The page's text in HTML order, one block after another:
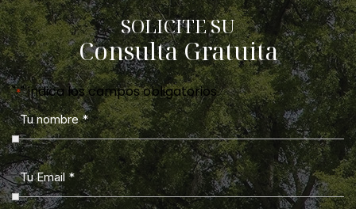
SOLICITE SU
Consulta Gratuita
"*" indica los campos obligatorios